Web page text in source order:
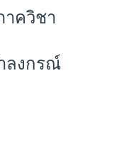
าควิชา
ลงกรณ์